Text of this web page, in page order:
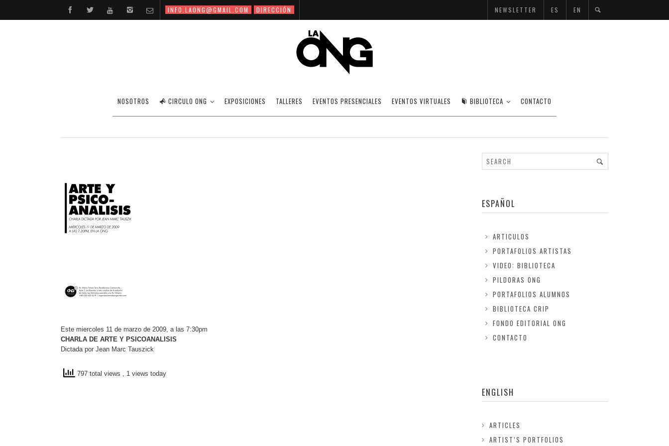
INFO.LAONG@GMAIL.COM DIRECCIÓN NEWSLETTER ES EN
NOSOTROS CIRCULO ONG EXPOSICIONES TALLERES EVENTOS PRESENCIALES EVENTOS VIRTUALES BIBLIOTECA CONTACTO
CHARLA DE ARTE Y PSICOANALISIS, DICTADA POR JEAN MARC TAUSZICK
09/03/2009 NOTICIAS · SIN CATEGORÍA OFF
Este miercoles 11 de marzo de 2009, a las 7:30pm
CHARLA DE ARTE Y PSICOANALISIS
Dictada por Jean Marc Tauszick
797 total views , 1 views today
ESPAÑOL
ARTICULOS
PORTAFOLIOS ARTISTAS
VIDEO: BIBLIOTECA
PILDORAS ONG
PORTAFOLIOS ALUMNOS
BIBLIOTECA CRIP
FONDO EDITORIAL ONG
CONTACTO
ENGLISH
ARTICLES
ARTIST’S PORTFOLIOS